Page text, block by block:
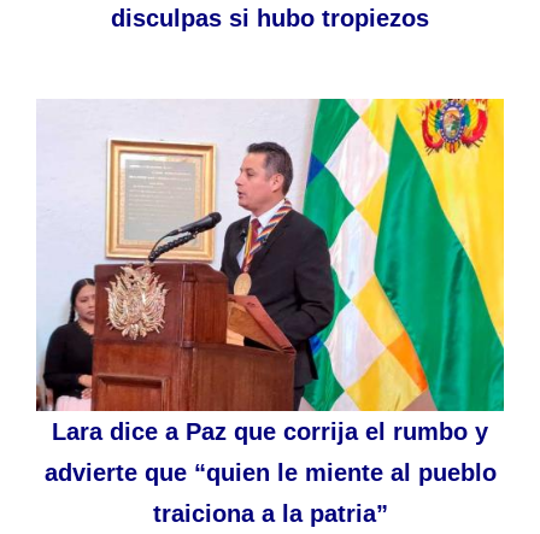
disculpas si hubo tropiezos
Lara dice a Paz que corrija el rumbo y
advierte que “quien le miente al pueblo
traiciona a la patria”